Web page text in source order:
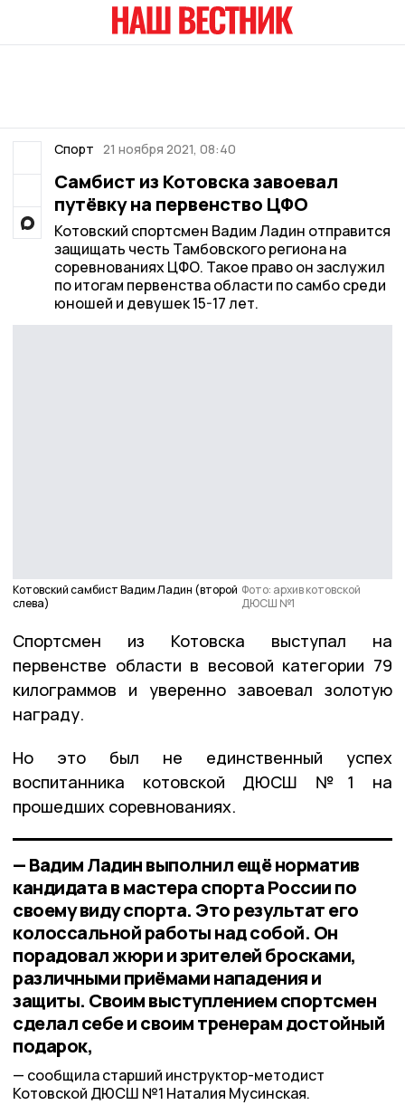
Спорт 21 ноября 2021, 08:40
Самбист из Котовска завоевал
путёвку на первенство ЦФО
Котовский спортсмен Вадим Ладин отправится
защищать честь Тамбовского региона на
соревнованиях ЦФО. Такое право он заслужил
по итогам первенства области по самбо среди
юношей и девушек 15-17 лет.
Котовский самбист Вадим Ладин (второй
слева)
Фото: архив котовской
ДЮСШ №1
Спортсмен из Котовска выступал на
первенстве области в весовой категории 79
килограммов и уверенно завоевал золотую
награду.
Но это был не единственный успех
воспитанника котовской ДЮСШ №1 на
прошедших соревнованиях.
— Вадим Ладин выполнил ещё норматив
кандидата в мастера спорта России по
своему виду спорта. Это результат его
колоссальной работы над собой. Он
порадовал жюри и зрителей бросками,
различными приёмами нападения и
защиты. Своим выступлением спортсмен
сделал себе и своим тренерам достойный
подарок,
сообщила старший инструктор-методист
Котовской ДЮСШ №1 Наталия Мусинская.